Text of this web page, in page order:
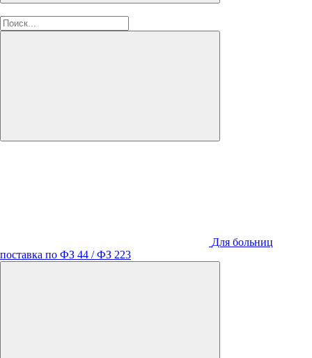
Для больниц
поставка по ФЗ 44 / ФЗ 223